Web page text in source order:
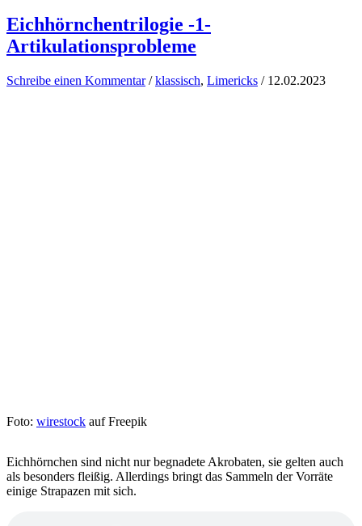
Eichhörnchentrilogie -1-
Artikulationsprobleme
Schreibe einen Kommentar /klassisch, Limericks / 12.02.2023
Foto: wirestock auf Freepik
Eichhörnchen sind nicht nur begnadete Akrobaten, sie gelten auch
als besonders fleißig. Allerdings bringt das Sammeln der Vorräte
einige Strapazen mit sich.